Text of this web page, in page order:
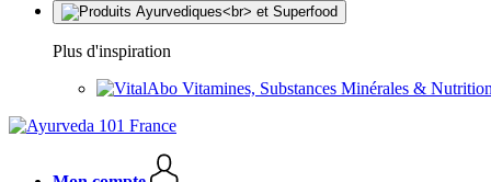
Plus d'inspiration
Vitamines, Substances Minérales &